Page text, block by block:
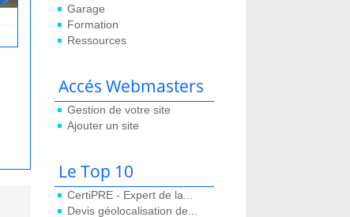
Garage
Formation
Ressources
Accés Webmasters
Gestion de votre site
Ajouter un site
Le Top 10
CertiPRE - Expert de la...
Devis géolocalisation de...